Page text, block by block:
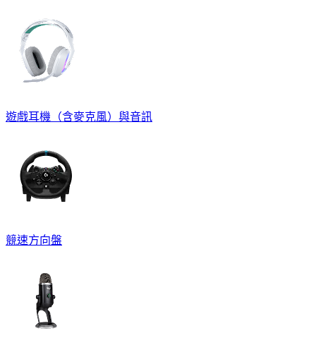
遊戲耳機（含麥克風）與音訊
競速方向盤